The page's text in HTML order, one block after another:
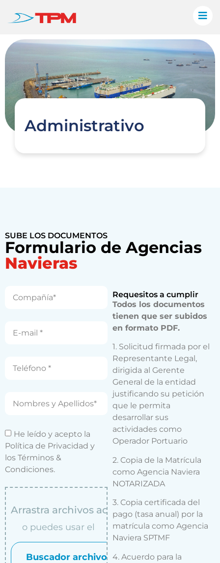
Administrativo
SUBE LOS DOCUMENTOS
Formulario de Agencias
Navieras
He leído y acepto la
Política de Privacidad y
los Términos &
Condiciones.
Arrastra archivos aqui
o puedes usar el
Buscador archivos
Requesitos a cumplir
Todos los documentos
tienen que ser subidos
en formato PDF.
1. Solicitud firmada por el
Representante Legal,
dirigida al Gerente
General de la entidad
justificando su petición
que le permita
desarrollar sus
actividades como
Operador Portuario
2. Copia de la Matrícula
como Agencia Naviera
NOTARIZADA
3. Copia certificada del
pago (tasa anual) por la
matrícula como Agencia
Naviera SPTMF
4. Acuerdo para la